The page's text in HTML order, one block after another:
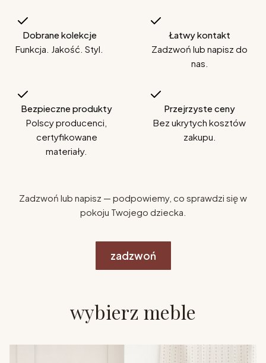
Dobrane kolekcje
Funkcja. Jakość. Styl.
Łatwy kontakt
Zadzwoń lub napisz do
nas.
Bezpieczne produkty
Polscy producenci,
certyfikowane
materiały.
Przejrzyste ceny
Bez ukrytych kosztów
zakupu.
Zadzwoń lub napisz — podpowiemy, co sprawdzi się w
pokoju Twojego dziecka.
zadzwoń
wybierz meble